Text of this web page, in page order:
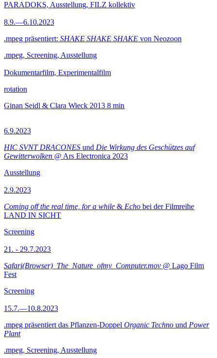
PARADOKS, Ausstellung, FILZ kollektiv
8.9.—6.10.2023
.mpeg präsentiert: SHAKE SHAKE SHAKE von Neozoon
.mpeg, Screening, Ausstellung
Dokumentarfilm, Experimentalfilm
rotation
Ginan Seidl & Clara Wieck 2013 8 min
6.9.2023
HIC SVNT DRACONES und Die Wirkung des Geschützes auf
Gewitterwolken @ Ars Electronica 2023
Ausstellung
2.9.2023
Coming off the real time, for a while & Echo bei der Filmreihe
LAND IN SICHT
Screening
21. - 29.7.2023
Safari(Browser)_The_Nature_ofmy_Computer.mov @ Lago Film
Fest
Screening
15.7.—10.8.2023
.mpeg präsentiert das Pflanzen-Doppel Organic Techno und Power
Plant
.mpeg, Screening, Ausstellung